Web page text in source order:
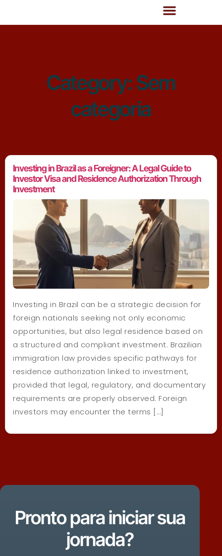
Category: Sem
categoria
Investing in Brazil as a Foreigner: A Legal Guide to
Investor Visa and Residence Authorization Through
Investment
Investing in Brazil can be a strategic decision for
foreign nationals seeking not only economic
opportunities, but also legal residence based on
a structured and compliant investment. Brazilian
immigration law provides specific pathways for
residence authorization linked to investment,
provided that legal, regulatory, and documentary
requirements are properly observed. Foreign
investors may encounter the terms […]
Pronto para iniciar sua
jornada?